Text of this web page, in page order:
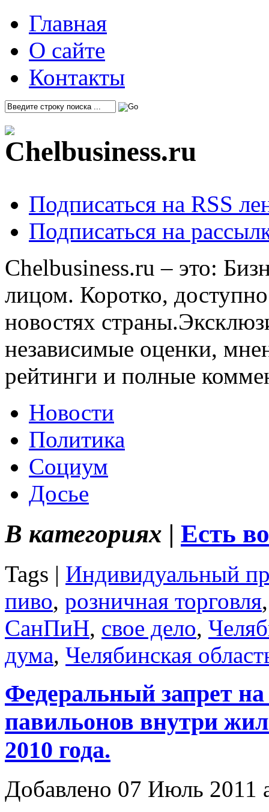
Главная
О сайте
Контакты
Подписаться на RSS
Подписаться на
Chelbusiness.ru – это:
лицом. Коротко,
новостях
независимые оценки,
рейтинги и полные
Новости
Политика
Социум
Досье
В категориях | Есть
Tags | Индивидуальный
пиво, розничная торговля
СанПиН, свое дело,
дума, Челябинская
Федеральный запрет
павильонов внутри
2010 года.
Добавлено 07 Июль 2011